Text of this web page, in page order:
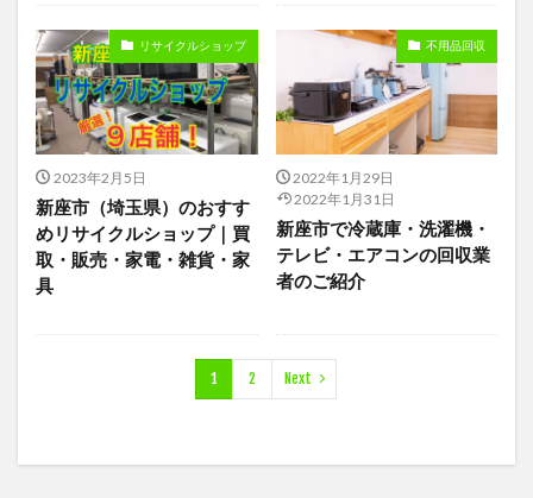
リサイクルショップ
2023年2月5日
新座市（埼玉県）のおすす
めリサイクルショップ｜買
取・販売・家電・雑貨・家
具
不用品回収
2022年1月29日
2022年1月31日
新座市で冷蔵庫・洗濯機・
テレビ・エアコンの回収業
者のご紹介
1 2 Next